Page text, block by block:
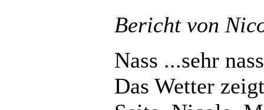
Bericht von
Nass ...sehr
Das Wetter